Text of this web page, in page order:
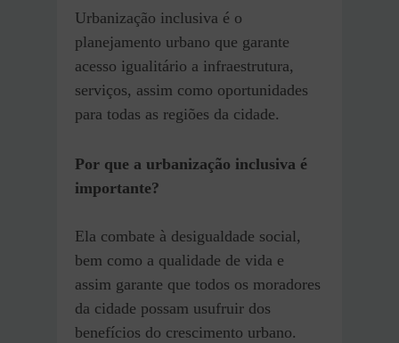
Urbanização inclusiva é o
planejamento urbano que garante
acesso igualitário a infraestrutura,
serviços, assim como oportunidades
para todas as regiões da cidade.
Por que a urbanização inclusiva é
importante?
Ela combate à desigualdade social,
bem como a qualidade de vida e
assim garante que todos os moradores
da cidade possam usufruir dos
benefícios do crescimento urbano.